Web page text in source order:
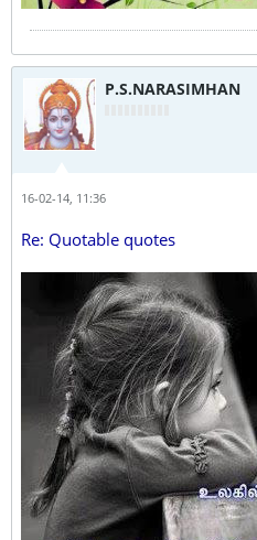
P.S.NARASIMHAN
16-02-14, 11:36
Re: Quotable quotes